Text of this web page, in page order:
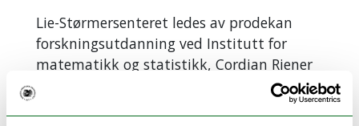
Lie-Størmersenteret ledes av prodekan
forskningsutdanning ved Institutt for
matematikk og statistikk, Cordian Riener
og professor i matematikk ved UiT, Hans